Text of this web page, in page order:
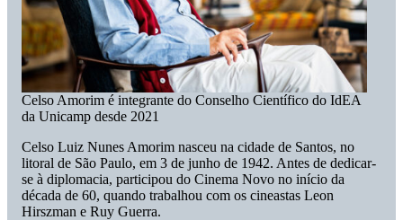
Celso Amorim é integrante do Conselho Científico do IdEA
da Unicamp desde 2021
Celso Luiz Nunes Amorim nasceu na cidade de Santos, no
litoral de São Paulo, em 3 de junho de 1942. Antes de dedicar-
se à diplomacia, participou do Cinema Novo no início da
década de 60, quando trabalhou com os cineastas Leon
Hirszman e Ruy Guerra.